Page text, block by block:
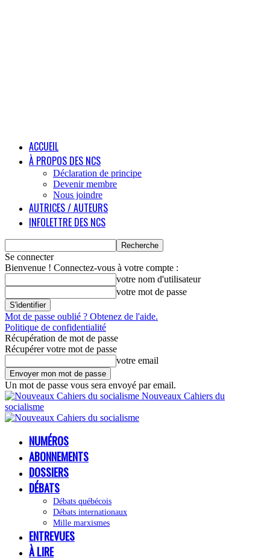
ACCUEIL
À PROPOS DES NCS
Déclaration de principe
Devenir membre
Nous joindre
AUTRICES / AUTEURS
INFOLETTRE DES NCS
Se connecter
Bienvenue ! Connectez-vous à votre compte :
votre nom d'utilisateur
votre mot de passe
Mot de passe oublié ? Obtenez de l'aide.
Politique de confidentialité
Récupération de mot de passe
Récupérer votre mot de passe
votre email
Un mot de passe vous sera envoyé par email.
Nouveaux Cahiers du
socialisme
NUMÉROS
ABONNEMENTS
DOSSIERS
DÉBATS
Débats québécois
Débats internationaux
Mille marxismes
ENTREVUES
À LIRE